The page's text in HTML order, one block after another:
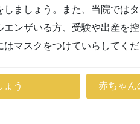
ましょう。また、当院では
ンザいる方、受験や出産を
マスクをつけていらしてくだ
う 赤ちゃん